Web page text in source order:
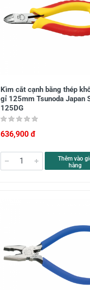
Kìm cắt cạnh bằng thép
gỉ 125mm Tsunoda Japan
125DG
636,900 đ
Thêm vào
hàng